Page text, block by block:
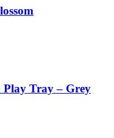
Play Tray – Grey